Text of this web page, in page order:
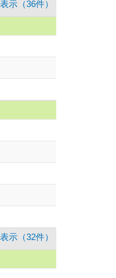
示（36件）
示（32件）